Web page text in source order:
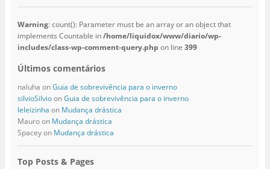
Warning: count(): Parameter must be an array or an object that
implements Countable in/home/liquidox/www/diario/wp-
includes/class-wp-comment-query.php on line 399
Últimos comentários
naluha onGuia de sobrevivência para o inverno
silvioSilvioonGuia de sobrevivência para o inverno
leleizinha on Mudança drástica
Mauroon Mudança drástica
Spaceyon Mudança drástica
Top Posts & Pages